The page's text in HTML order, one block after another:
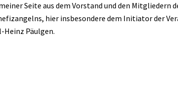
Seite aus dem Vorstand und den Mitgliedern
hier insbesondere dem Initiator der
Heinz Päulgen.